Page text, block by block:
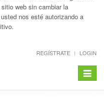
web sin cambiar la
nos esté autorizando a
REGÍSTRATE LOGIN
Toggle